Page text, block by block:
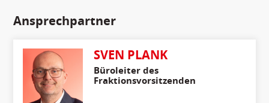
Ansprechpartner
SVEN PLANK
Büroleiter des
Fraktionsvorsitzenden